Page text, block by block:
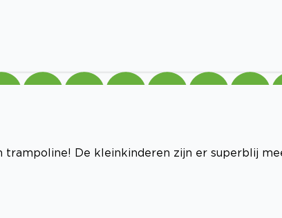
trampoline! De kleinkinderen zijn er superblij